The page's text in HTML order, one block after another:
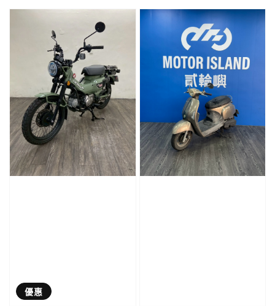
優惠